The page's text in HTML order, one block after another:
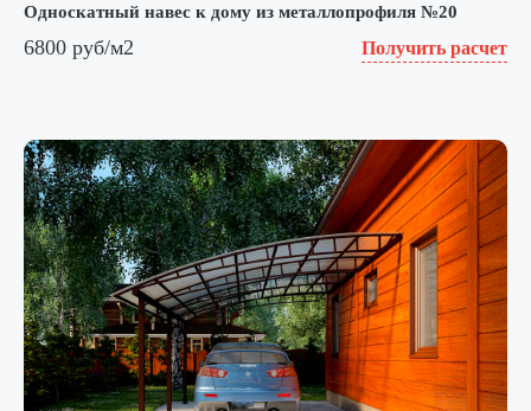
Односкатный навес к дому из металлопрофиля №20
6800 руб/м2 Получить расчет